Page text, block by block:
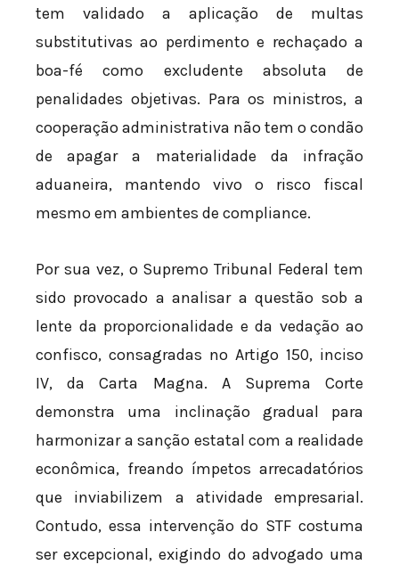
tem validado a aplicação de multas
substitutivas ao perdimento e rechaçado a
boa-fé como excludente absoluta de
penalidades objetivas. Para os ministros, a
cooperação administrativa não tem o condão
de apagar a materialidade da infração
aduaneira, mantendo vivo o risco fiscal
mesmo em ambientes de compliance.
Por sua vez, o Supremo Tribunal Federal tem
sido provocado a analisar a questão sob a
lente da proporcionalidade e da vedação ao
confisco, consagradas no Artigo 150, inciso
IV, da Carta Magna. A Suprema Corte
demonstra uma inclinação gradual para
harmonizar a sanção estatal com a realidade
econômica, freando ímpetos arrecadatórios
que inviabilizem a atividade empresarial.
Contudo, essa intervenção do STF costuma
ser excepcional, exigindo do advogado uma